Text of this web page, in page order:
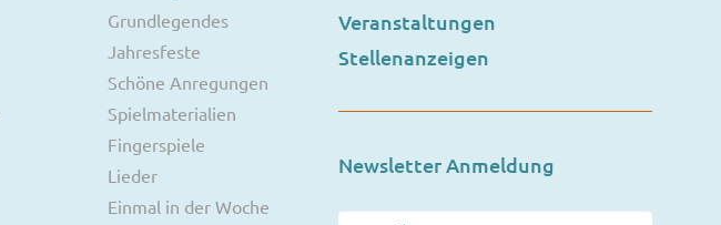
Grundlegendes
Jahresfeste
Schöne Anregungen
Spielmaterialien
Fingerspiele
Lieder
Einmal in der Woche
Veranstaltungen
Stellenanzeigen
Newsletter Anmeldung